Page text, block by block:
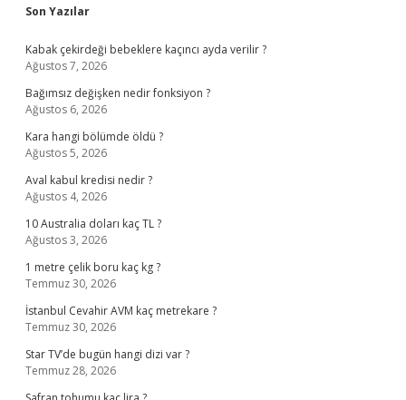
Sidebar
Son Yazılar
Kabak çekirdeği bebeklere kaçıncı ayda verilir ?
Ağustos 7, 2026
Bağımsız değişken nedir fonksiyon ?
Ağustos 6, 2026
Kara hangi bölümde öldü ?
Ağustos 5, 2026
Aval kabul kredisi nedir ?
Ağustos 4, 2026
10 Australia doları kaç TL ?
Ağustos 3, 2026
1 metre çelik boru kaç kg ?
Temmuz 30, 2026
İstanbul Cevahir AVM kaç metrekare ?
Temmuz 30, 2026
Star TV’de bugün hangi dizi var ?
Temmuz 28, 2026